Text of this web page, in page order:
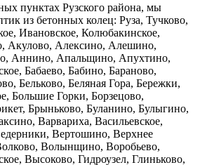
пунктах Рузского района, мы
из бетонных колец: Руза, Тучково,
Ивановское, Колюбакинское,
Акулово, Алексино, Алешино,
Аннино, Апальщино, Апухтино,
Бабаево, Бабино, Бараново,
Бельково, Беляная Гора, Бережки,
Большие Горки, Борзецово,
Брыньково, Буланино, Булыгино,
Варвариха, Васильевское,
Вертошино, Верхнее
Волынщино, Воробьево,
Высоково, Гидроузел, Глиньково,